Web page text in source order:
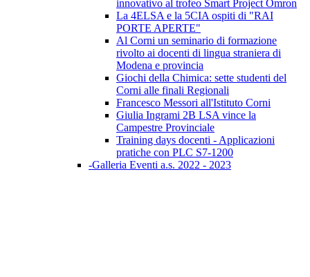
innovativo al trofeo Smart Project Omron
La 4ELSA e la 5CIA ospiti di "RAI
PORTE APERTE"
Al Corni un seminario di formazione
rivolto ai docenti di lingua straniera di
Modena e provincia
Giochi della Chimica: sette studenti del
Corni alle finali Regionali
Francesco Messori all'Istituto Corni
Giulia Ingrami 2B LSA vince la
Campestre Provinciale
Training days docenti - Applicazioni
pratiche con PLC S7-1200
-Galleria Eventi a.s. 2022 - 2023